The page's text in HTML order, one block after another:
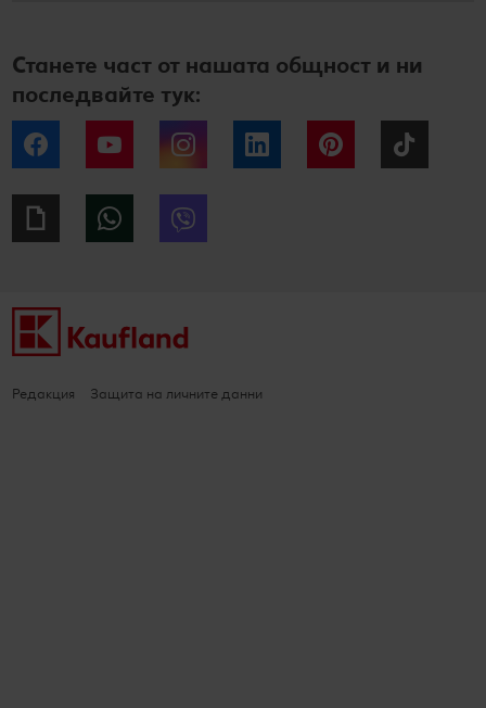
Станете част от нашата общност и ни
последвайте тук:
Facebook YouTube Instagram LinkedIn Pinterest
Giphy WhatsApp
Редакция Защита на личните данни